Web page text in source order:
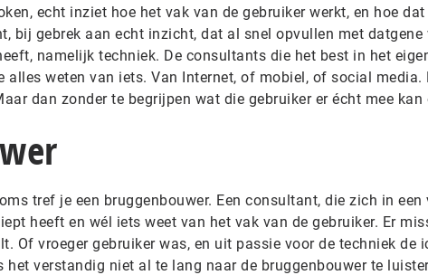
echt inziet hoe het vak van de gebruiker werkt, en hoe dat
bij gebrek aan echt inzicht, dat al snel opvullen met datgene
namelijk techniek. De consultants die het best in het
alles weten van iets. Van Internet, of mobiel, of social media.
dan zonder te begrijpen wat die gebruiker er écht mee
tref je een bruggenbouwer. Een consultant, die zich in een
heeft en wél iets weet van het vak van de gebruiker. Er
Of vroeger gebruiker was, en uit passie voor de techniek de
het verstandig niet al te lang naar de bruggenbouwer te